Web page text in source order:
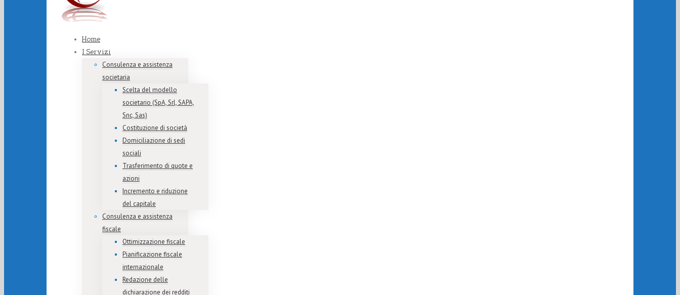
Home
I Servizi
Consulenza e assistenza
societaria
Scelta del modello
societario (SpA, Srl, SAPA,
Snc, Sas)
Costituzione di società
Domiciliazione di sedi
sociali
Trasferimento di quote e
azioni
Incremento e riduzione
del capitale
Consulenza e assistenza
fiscale
Ottimizzazione fiscale
Pianificazione fiscale
internazionale
Redazione delle
dichiarazione dei redditi